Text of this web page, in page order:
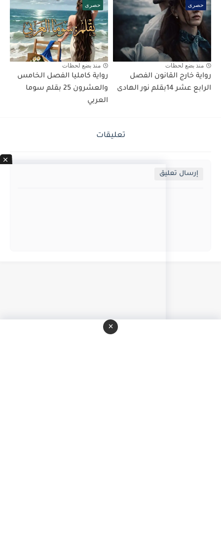
حصرى
منذ بضع لحظات
رواية خارج القانون الفصل
الرابع عشر 14بقلم نور الهادى
حصرى
منذ بضع لحظات
رواية كامليا الفصل الخامس
والعشرون 25 بقلم سوما
العربي
تعليقات
إرسال تعليق
×